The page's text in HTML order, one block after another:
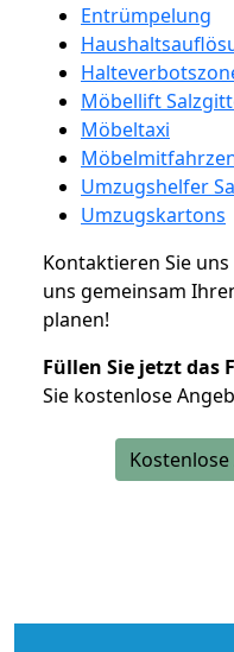
Entrümpelung
Möbellift
Möbeltaxi
Umzugshelfer
Umzugskartons
Kontaktieren Sie
uns gemeinsam
planen!
Füllen Sie jetzt das
Sie kostenlose